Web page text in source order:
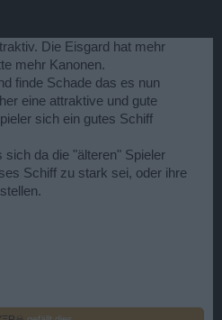
Die Eisgard hat mehr
mehr Kanonen.
finde Schade das es nun
eine attraktive und gute
sich ein gutes Schiff
sich da die "älteren" Spieler
Schiff zu stark sei, oder ihre